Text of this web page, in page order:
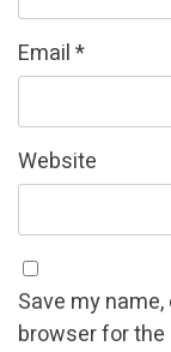
Email*
Website
Save my
browser for